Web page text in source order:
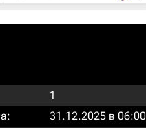
1
31.12.2025 в 06:00